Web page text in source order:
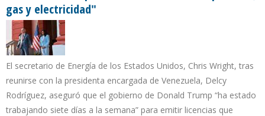
gas y electricidad"
El secretario de Energía de los Estados Unidos, Chris Wright, tras
reunirse con la presidenta encargada de Venezuela, Delcy
Rodríguez, aseguró que el gobierno de Donald Trump “ha estado
trabajando siete días a la semana” para emitir licencias que